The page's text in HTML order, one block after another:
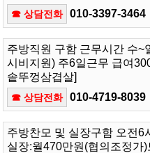
☎ 상담전화 010-3397-3464
주방직원 구함 근무시간 수~
시비지원) 주6일근무 급여
솥뚜껑삼겹살]
☎ 상담전화 010-4719-8039
주방찬모 및 실장구함 오전6
실장:월470만원(협의조정가